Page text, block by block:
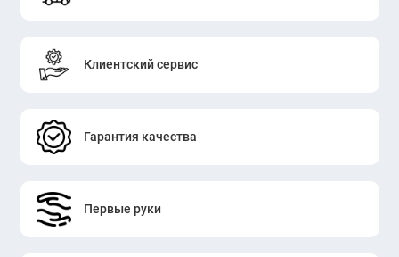
Клиентский сервис
Гарантия качества
Первые руки